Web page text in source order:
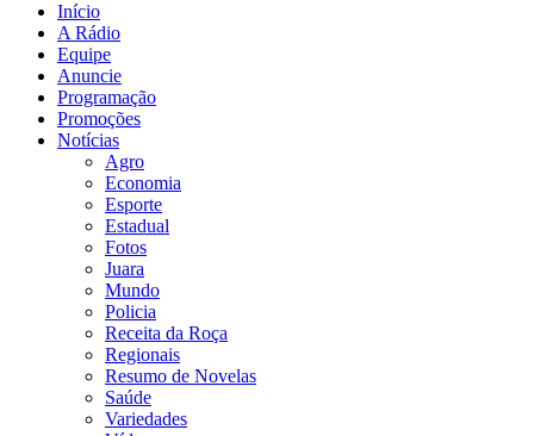
Início
A Rádio
Equipe
Anuncie
Programação
Promoções
Notícias
Agro
Economia
Esporte
Estadual
Fotos
Juara
Mundo
Policia
Receita da Roça
Regionais
Resumo de Novelas
Saúde
Variedades